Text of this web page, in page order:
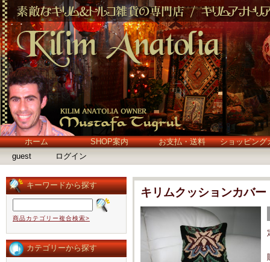
ホーム SHOP案内 お支払・送料
ショッピング
guest
ログイン
キーワードから探す
商品カテゴリー複合検索>
カテゴリーから探す
キリムクッションカバー